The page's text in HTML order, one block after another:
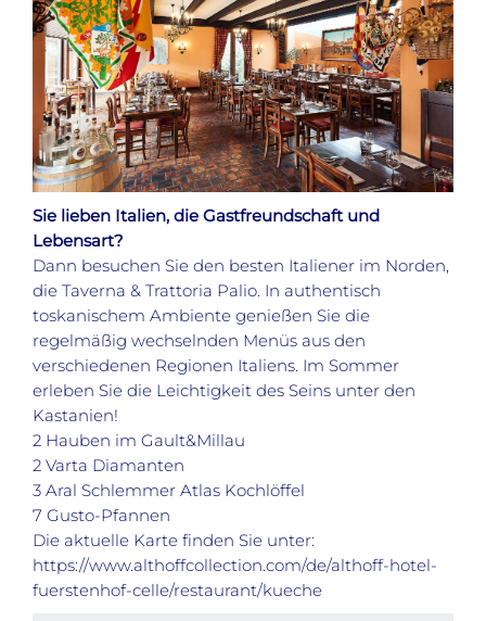
Sie lieben Italien, die Gastfreundschaft und
Lebensart?
Dann besuchen Sie den besten Italiener im Norden,
die Taverna & Trattoria Palio. In authentisch
toskanischem Ambiente genießen Sie die
regelmäßig wechselnden Menüs aus den
verschiedenen Regionen Italiens. Im Sommer
erleben Sie die Leichtigkeit des Seins unter den
Kastanien!
2 Hauben im Gault&Millau
2 Varta Diamanten
3 Aral Schlemmer Atlas Kochlöffel
7 Gusto-Pfannen
Die aktuelle Karte finden Sie unter:
https://www.althoffcollection.com/de/althoff-hotel-
fuerstenhof-celle/restaurant/kueche